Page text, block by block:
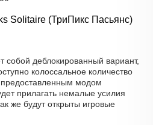
Solitaire (ТриПикс Пасьянс)
собой деблокированный вариант,
колоссальное количество
модом
прилагать немалые усилия
же будут открыты игровые